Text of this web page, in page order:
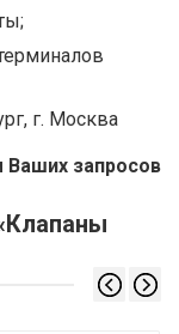
г. Москва
запросов